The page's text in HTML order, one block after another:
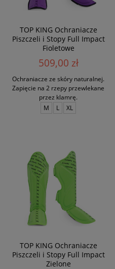
TOP KING Ochraniacze
Piszczeli i Stopy Full Impact
Fioletowe
509,00 zł
Ochraniacze ze skóry naturalnej.
Zapięcie na 2 rzepy przewlekane
przez klamrę.
M
L XL
TOP KING Ochraniacze
Piszczeli i Stopy Full Impact
Zielone